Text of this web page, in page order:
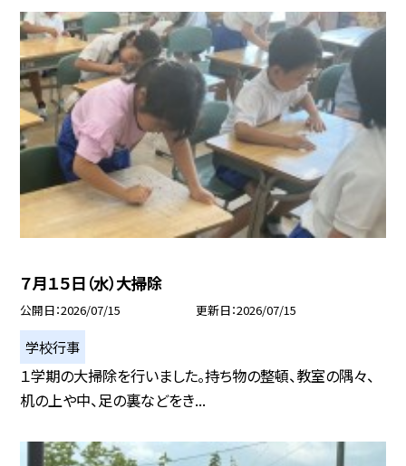
７月１５日（水）大掃除
公開日 2026/07/15 更新日 2026/07/15
学校行事
１学期の大掃除を行いました。持ち物の整頓、教室の隅々、
机の上や中、足の裏などをき...